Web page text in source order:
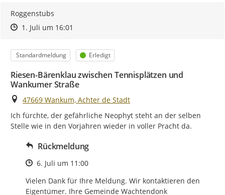
Roggenstubs
Zeitpunkt des Erstellens
Zeitpunkt des Erstellens
1. Juli um 16:01
Kategorie
Standardmeldung Status
Erledigt
Riesen-Bärenklau zwischen Tennisplätzen und
Wankumer Straße
Ort
47669 Wankum, Achter de Stadt
Ich fürchte, der gefährliche Neophyt steht an der selben
Stelle wie in den Vorjahren wieder in voller Pracht da.
Rückmeldung
Zeitpunkt des Erstellens
6. Juli um 11:00
Vielen Dank für Ihre Meldung. Wir kontaktieren den
Eigentümer. Ihre Gemeinde Wachtendonk